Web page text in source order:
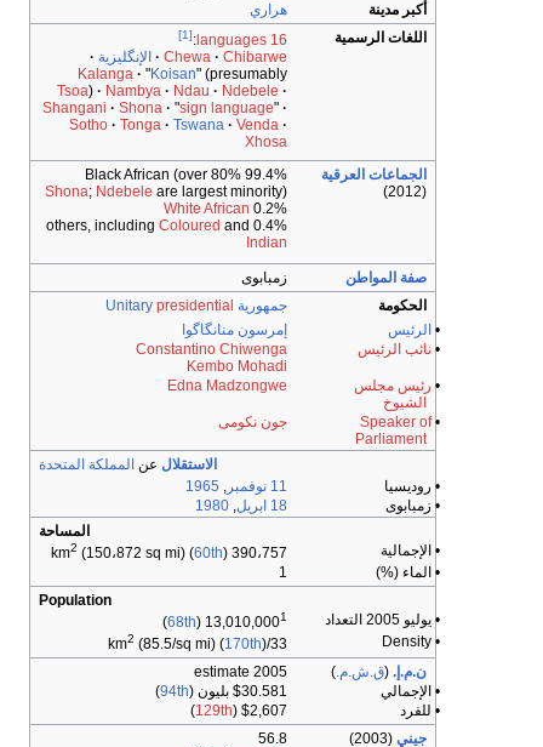
أكبر مدينة
هراري
اللغات الرسمية
16 languages
:
[1]
Chewa Chibarwe
الإنگليزية
Kalanga
"Koisan" (presumably
Tsoa) Nambya Ndau
Ndebele
Shangani
Shona "sign language"
Sotho
Tonga Tswana
Venda
Xhosa
الجماعات العرقية
(2012)
99.4% Black African (over 80%
Shona; Ndebele are largest minority)
0.2%
White African
0.4% others, including
Coloured and
Indian
صفة المواطن
زمبابوى
الحكومة
جمهورية Unitary presidential
• الرئيس
إمرسون منانگاگوا
•نائب الرئيس
Constantino Chiwenga
Kembo Mohadi
• رئيس مجلس
الشيوخ
Edna Madzongwe
•
Speaker of
Parliament
جون نكومى
الاستقلال عن المملكة المتحدة
• روديسيا
11 نوفمبر ,
1965
• زمبابوى
18 ابريل ,
1980
المساحة
• الإجمالية
390،757 km 2 (150،872 sq mi) (60th)
• الماء (%)
1
Population
• يوليو 2005 التعداد
13,010,0001
(
68th
)
• Density
33/km
2 (85.5/sq mi) (170th)
ن.م.إ. (ق.ش.م.)
2005 estimate
• الإجمالي
$30.581 بليون ( 94th
)
• للفرد
$2,607 (
129th
)
جيني (2003)
56.8